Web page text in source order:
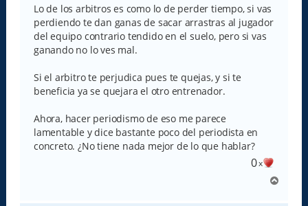
s
a
j
e
Lo de los arbitros es como lo de perder tiempo, si vas
perdiendo te dan ganas de sacar arrastras al jugador
del equipo contrario tendido en el suelo, pero si vas
ganando no lo ves mal.
Si el arbitro te perjudica pues te quejas, y si te
beneficia ya se quejara el otro entrenador.
Ahora, hacer periodismo de eso me parece
lamentable y dice bastante poco del periodista en
concreto. ¿No tiene nada mejor de lo que hablar?
0x